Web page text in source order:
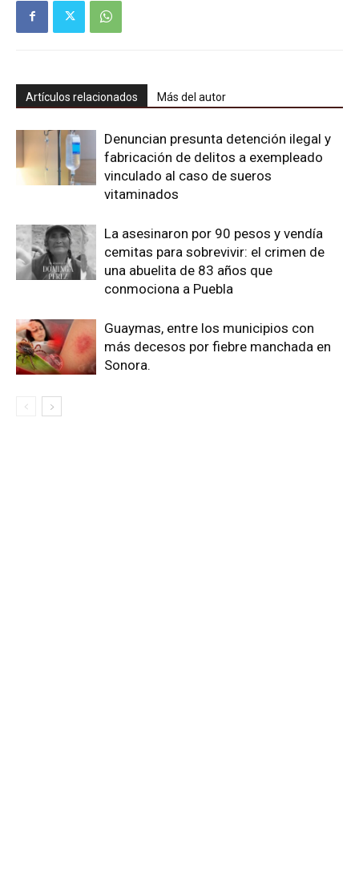
Artículos relacionados Más del autor
Denuncian presunta detención ilegal y
fabricación de delitos a exempleado
vinculado al caso de sueros
vitaminados
La asesinaron por 90 pesos y vendía
cemitas para sobrevivir: el crimen de
una abuelita de 83 años que
conmociona a Puebla
Guaymas, entre los municipios con
más decesos por fiebre manchada en
Sonora.